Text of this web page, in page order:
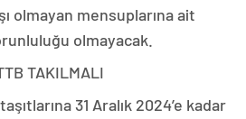
olmayan mensuplarına ait
olmayacak.
TAKILMALI
31 Aralık 2024’e kadar